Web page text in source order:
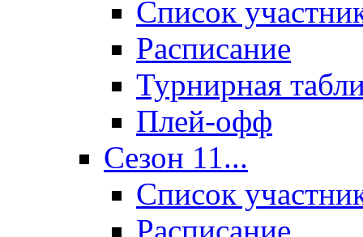
Список
Расписание
Турнирная
Плей-офф
Сезон 11...
Список
Расписание